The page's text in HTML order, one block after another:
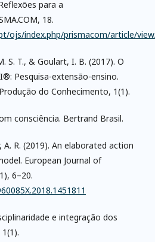
para a
18.
ojs/index.php/prismacom/article/
S. T., & Goulart, I. B. (2017). O
Pesquisa-extensão-ensino.
do Conhecimento, 1(1).
consciência. Bertrand Brasil.
A. R. (2019). An elaborated action
European Journal of
6–20.
e integração dos